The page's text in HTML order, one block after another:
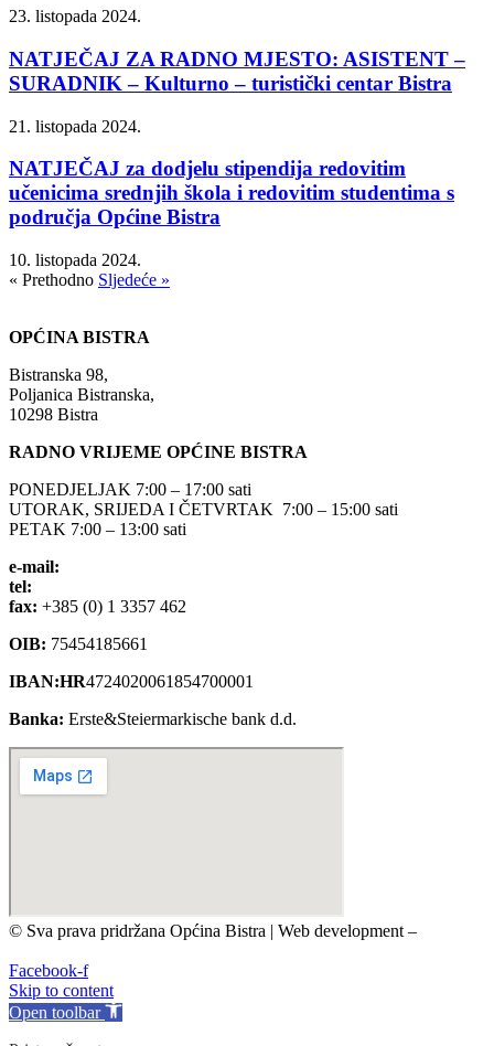
23. listopada 2024.
NATJEČAJ ZA RADNO MJESTO: ASISTENT –
SURADNIK – Kulturno – turistički centar Bistra
21. listopada 2024.
NATJEČAJ za dodjelu stipendija redovitim
učenicima srednjih škola i redovitim studentima s
područja Općine Bistra
10. listopada 2024.
« Prethodno Sljedeće »
OPĆINA BISTRA
Bistranska 98,
Poljanica Bistranska,
10298 Bistra
RADNO VRIJEME OPĆINE BISTRA
PONEDJELJAK 7:00 – 17:00 sati
UTORAK, SRIJEDA I ČETVRTAK 7:00 – 15:00 sati
PETAK 7:00 – 13:00 sati
e-mail:
tel:
fax: +385 (0) 1 3357 462
OIB: 75454185661
IBAN:HR4724020061854700001
Banka: Erste&Steiermarkische bank d.d.
© Sva prava pridržana Općina Bistra | Web development –
Facebook-f
Skip to content
Open toolbar